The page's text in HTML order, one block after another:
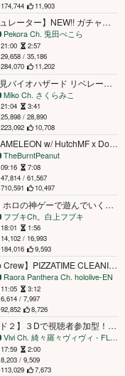
174,744
11,903
【ガチャショップシミュレーター】NEW!! ガチャガチャ屋さんを本日オープンします！！！！！ぺこ！【ホロライブ/兎田ぺこら】
Pekora Ch. 兎田ぺこら
21:00
2:57
29,658 / 35,186
284,070
11,202
【クリアまで】完全初見バイオハザード リベレーションズ/Resident Evil: Revelationsやるにぇ！！！【ホロライブ/さくらみこ】
Miko Ch. さくらみこ
21:04
3:41
25,898 / 28,890
223,092
10,708
🔴LIVE | MECCHA CHAMELEON w/ HutchMF x DoubleLift x Gimmick x Coconut x Gingy x John | #BUNGULATE
TheBurntPeanut
09:16
7:08
47,814 / 61,567
710,591
10,497
【HoloCure】再熱！！ホロの神ゲーで遊んでいく！！！ 【ホロライブ/白上フブキ】
フブキCh。白上フブキ
18:01
1:56
14,102 / 16,993
184,016
9,593
【Backrooms Cleanup Crew】PIZZATIME CLEANING SERVICE! w/ @OuroKronii
Raora Panthera Ch. hololive-EN
11:05
3:12
6,614 / 7,997
92,852
8,726
【ソーセージレジェンド２】３Dで視聴者参加型！初めてのソセレ！【#綺々羅々ヴィヴィ #hololiveDEV_IS #FLOWGLOW】
Vivi Ch. 綺々羅々ヴィヴィ - FLOW GLOW
17:59
2:00
8,203 / 9,509
113,029
7,673